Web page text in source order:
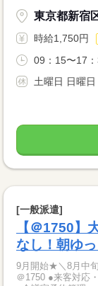
東京都新宿
時給1,750円
09：15〜17
土曜日 日曜日
[一般派遣]
【＠1750】
なし！朝ゆ
9月開始★＼8月中
＠1750 ●来客対応